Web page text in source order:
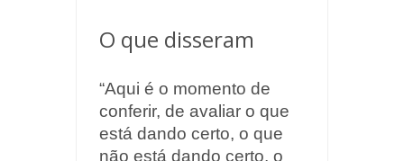
O que disseram
“Aqui é o momento de
conferir, de avaliar o que
está dando certo, o que
não está dando certo, o